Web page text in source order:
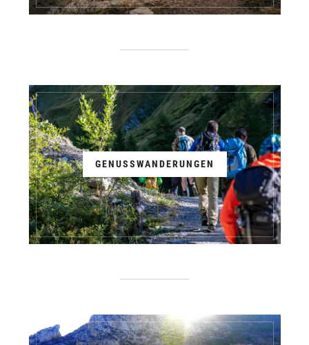
GENUSSWANDERUNGEN